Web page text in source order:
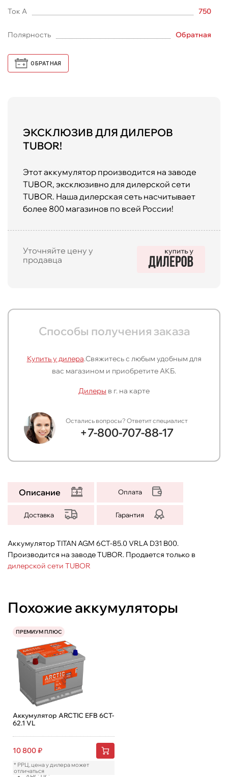
Ток А 750
Полярность Обратная
ОБРАТНАЯ
ЭКСКЛЮЗИВ ДЛЯ ДИЛЕРОВ
TUBOR!
Этот аккумулятор производится на заводе
TUBOR, эксклюзивно для дилерской сети
TUBOR. Наша дилерская сеть насчитывает
более 800 магазинов по всей России!
Уточняйте цену у
продавца
Способы получения заказа
Купить у дилера.Свяжитесь с любым удобным для
вас магазином и приобретите АКБ.
Дилеры в г. на карте
Остались вопросы? Ответит специалист
+7-800-707-88-17
Описание Оплата
Доставка Гарантия
Аккумулятор TITAN AGM 6СТ-85.0 VRLA D31 B00.
Производится на заводе TUBOR. Продается только в
дилерской сети TUBOR
Похожие аккумуляторы
ПРЕМИУМ ПЛЮС
Аккумулятор ARCTIC EFB 6CT-
62.1 VL
10 800₽
* РРЦ, цена у дилера может
отличаться